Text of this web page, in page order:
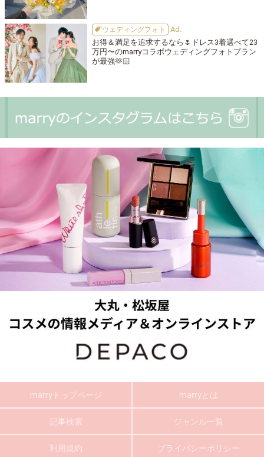
ウェディングフォト
お得＆満足を追求するなら🌷ドレス3着選べて23
万円〜のmarryコラボウェディングフォトプラン
が最強🫶🏻
marryトップページ marryとは
記事検索 ジャンル一覧
利用規約 プライバシーポリシー